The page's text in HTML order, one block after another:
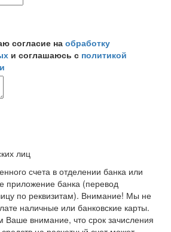
согласие на обработку
и соглашаюсь с политикой
лиц
счета в отделении банка или
приложение банка (перевод
по реквизитам). Внимание! Мы не
наличные или банковские карты.
внимание, что срок зачисления